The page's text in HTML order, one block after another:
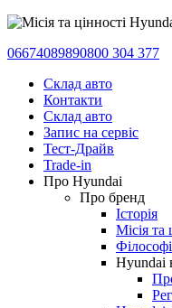
06674089890800 304 377
Склад авто
Контакти
Склад авто
Запис на сервіс
Тест-Драйв
Trade-in
Про Hyundai
Про бренд
Історія
Місія та
Hyundai